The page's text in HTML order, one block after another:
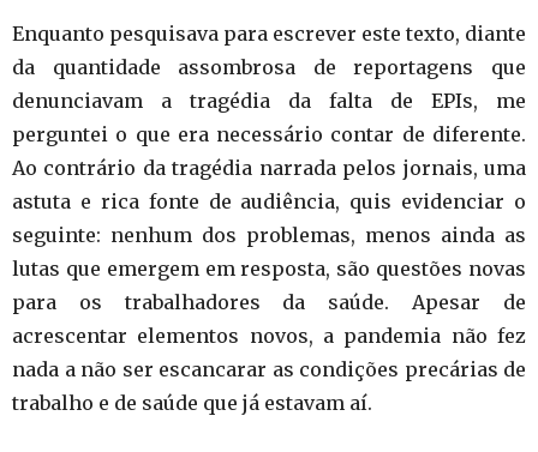
Enquanto pesquisava para escrever este texto, diante
da quantidade assombrosa de reportagens que
denunciavam a tragédia da falta de EPIs, me
perguntei o que era necessário contar de diferente.
Ao contrário da tragédia narrada pelos jornais, uma
astuta e rica fonte de audiência, quis evidenciar o
seguinte: nenhum dos problemas, menos ainda as
lutas que emergem em resposta, são questões novas
para os trabalhadores da saúde. Apesar de
acrescentar elementos novos, a pandemia não fez
nada a não ser escancarar as condições precárias de
trabalho e de saúde que já estavam aí.